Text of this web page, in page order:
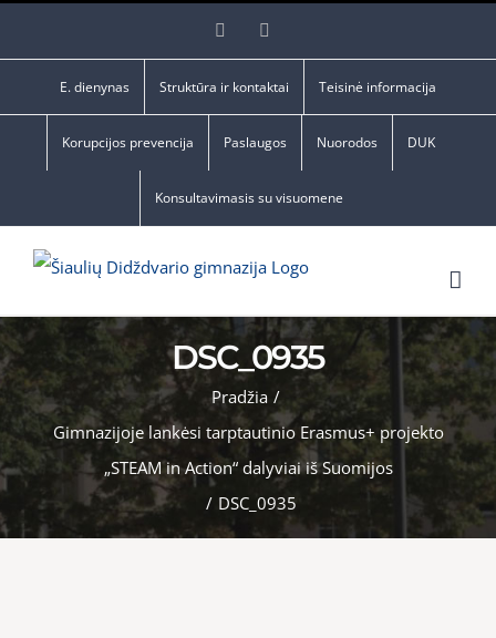
Facebook
E. dienynas Struktūra ir kontaktai Teisinė informacija
Korupcijos prevencija Paslaugos Nuorodos DUK
Konsultavimasis su visuomene
DSC_0935
Pradžia /
Gimnazijoje lankėsi tarptautinio Erasmus+ projekto
„STEAM in Action“ dalyviai iš Suomijos
/ DSC_0935